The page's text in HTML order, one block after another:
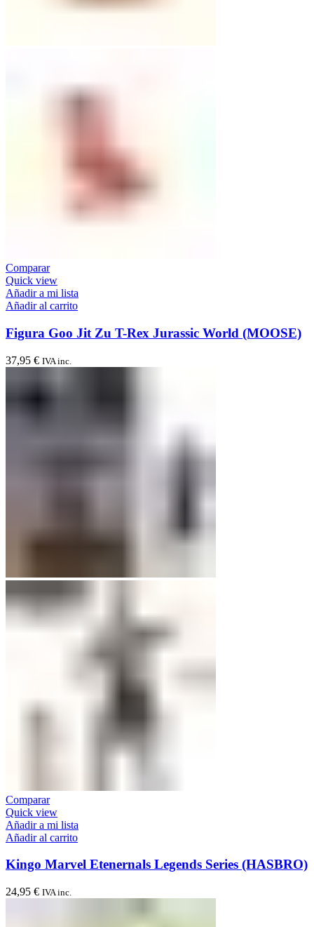
Comparar
Quick view
Añadir a mi lista
Añadir al carrito
Figura Goo Jit Zu T-Rex Jurassic World (MOOSE)
37,95 € IVA inc.
Comparar
Quick view
Añadir a mi lista
Añadir al carrito
Kingo Marvel Etenernals Legends Series (HASBRO)
24,95 € IVA inc.